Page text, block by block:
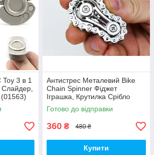
Toy 3 в 1
Слайдер,
(01563)
Антистрес Металевий Bike
Chain Spinner Фіджет
Іграшка, Крутилка Срібло
(01154)
Готово до відправки
360 ₴ 480 ₴
Купити